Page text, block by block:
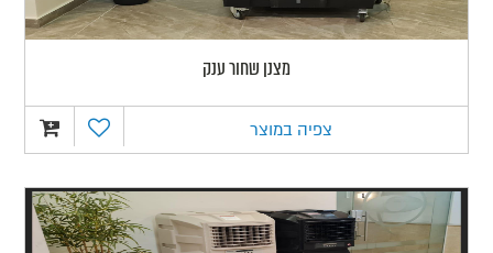
מצנן שחור ענק
צפיה במוצר